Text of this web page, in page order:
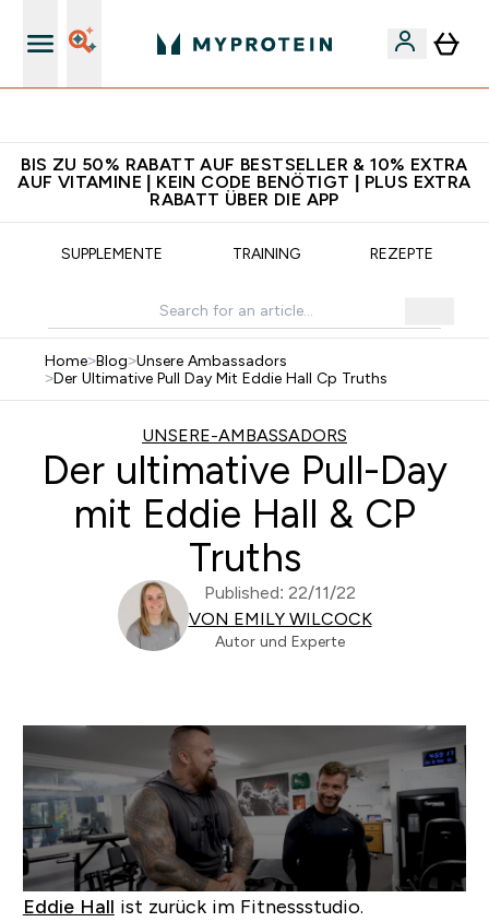
BIS ZU 50% RABATT AUF BESTSELLER & 10% EXTRA
AUF VITAMINE | KEIN CODE BENÖTIGT | PLUS EXTRA
RABATT ÜBER DIE APP
SUPPLEMENTE TRAINING REZEPTE
Home>Blog>Unsere Ambassadors
>Der Ultimative Pull Day Mit Eddie Hall Cp Truths
UNSERE-AMBASSADORS
Der ultimative Pull-Day
mit Eddie Hall & CP
Truths
Published: 22/11/22
VON EMILY WILCOCK
Autor und Experte
Eddie Hall ist zurück im Fitnessstudio.